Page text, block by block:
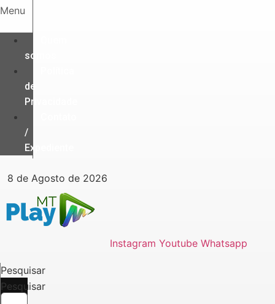
Ir
o
conteúdo
Menu
somos
de
Privacidade
/
Expediente
8 de Agosto de 2026
Instagram Youtube Whatsapp
Pesquisar
Pesquisar